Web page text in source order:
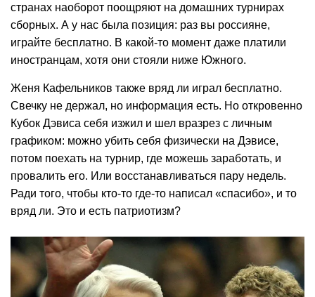
странах наоборот поощряют на домашних турнирах
сборных. А у нас была позиция: раз вы россияне,
играйте бесплатно. В какой-то момент даже платили
иностранцам, хотя они стояли ниже Южного.
Женя Кафельников также вряд ли играл бесплатно.
Свечку не держал, но информация есть. Но откровенно
Кубок Дэвиса себя изжил и шел вразрез с личным
графиком: можно убить себя физически на Дэвисе,
потом поехать на турнир, где можешь заработать, и
провалить его. Или восстанавливаться пару недель.
Ради того, чтобы кто-то где-то написал «спасибо», и то
вряд ли. Это и есть патриотизм?